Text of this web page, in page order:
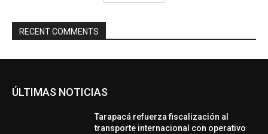
RECENT COMMENTS
ÚLTIMAS NOTICIAS
Tarapacá refuerza fiscalización al
transporte internacional con operativo